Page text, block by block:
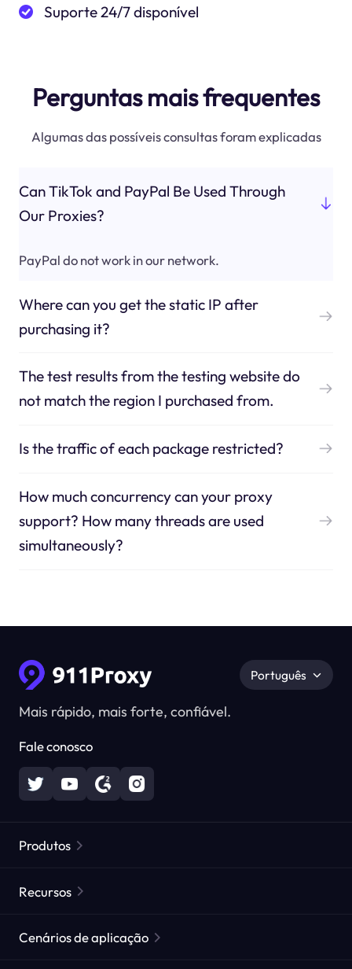
Suporte 24/7 disponível
Perguntas mais frequentes
Algumas das possíveis consultas foram explicadas
Can TikTok and PayPal Be Used Through
Our Proxies?
PayPal do not work in our network.
Where can you get the static IP after
purchasing it?
The test results from the testing website do
not match the region I purchased from.
Is the traffic of each package restricted?
How much concurrency can your proxy
support? How many threads are used
simultaneously?
Mais rápido, mais forte, confiável.
Fale conosco
Português
Produtos
Proxies Residenciais Estáticos
Recursos
Cenários de aplicação